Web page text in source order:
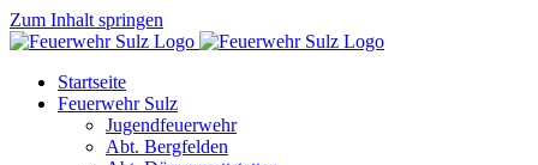
Zum Inhalt springen
Startseite
Feuerwehr Sulz
Jugendfeuerwehr
Abt. Bergfelden